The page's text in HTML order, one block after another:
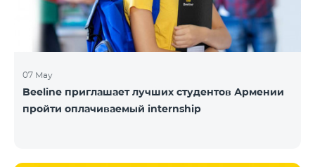
07 May
Beeline приглашает лучших студентов Армении
пройти оплачиваемый internship